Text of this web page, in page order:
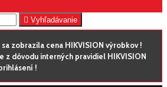
 Vyhľadávanie
sa zobrazila cena HIKVISION výrobkov !
z dôvodu interných pravidiel HIKVISION
!